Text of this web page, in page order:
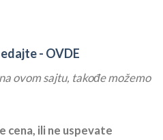
- OVDE
ovom sajtu, takođe možemo
cena, ili ne uspevate